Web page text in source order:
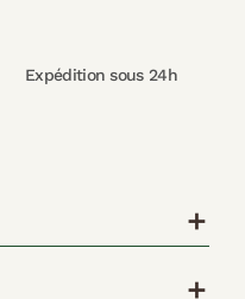
Expédition sous 24h
add
add